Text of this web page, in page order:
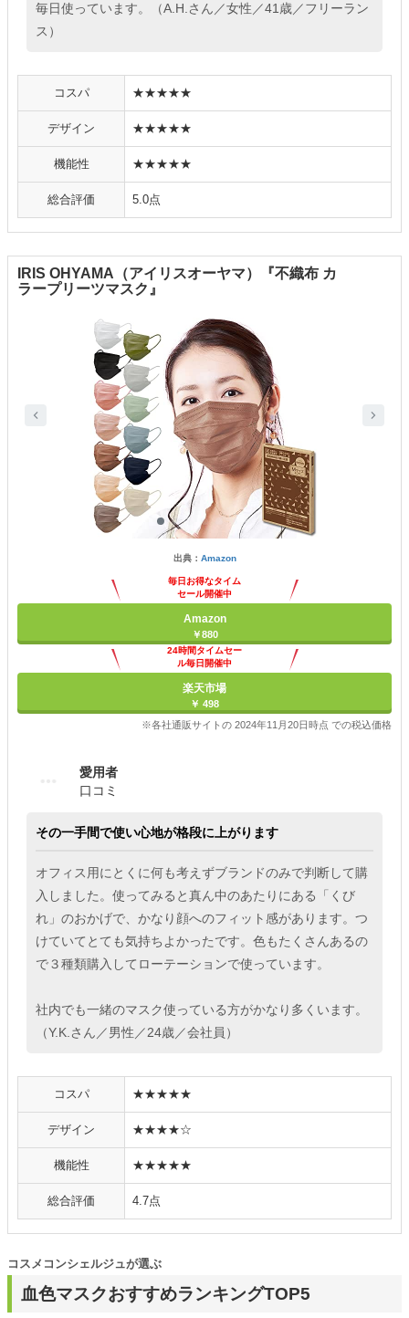
毎日使っています。（A.H.さん／女性／41歳／フリーラン
ス）
コスパ ★★★★★
デザイン ★★★★★
機能性 ★★★★★
総合評価 5.0点
IRIS OHYAMA（アイリスオーヤマ）『不織布 カ
ラープリーツマスク』
出典： Amazon
毎日お得なタイム
セール開催中
Amazon
￥880
24時間タイムセー
ル毎日開催中
楽天市場
￥ 498
※各社通販サイトの 2024年11月20日時点 での税込価格
愛用者
口コミ
その一手間で使い心地が格段に上がります
オフィス用にとくに何も考えずブランドのみで判断して購
入しました。使ってみると真ん中のあたりにある「くび
れ」のおかげで、かなり顔へのフィット感があります。つ
けていてとても気持ちよかったです。色もたくさんあるの
で３種類購入してローテーションで使っています。
社内でも一緒のマスク使っている方がかなり多くいます。
（Y.K.さん／男性／24歳／会社員）
コスパ ★★★★★
デザイン ★★★★☆
機能性 ★★★★★
総合評価 4.7点
血色マスクおすすめランキングTOP5
コスメコンシェルジュが選ぶ